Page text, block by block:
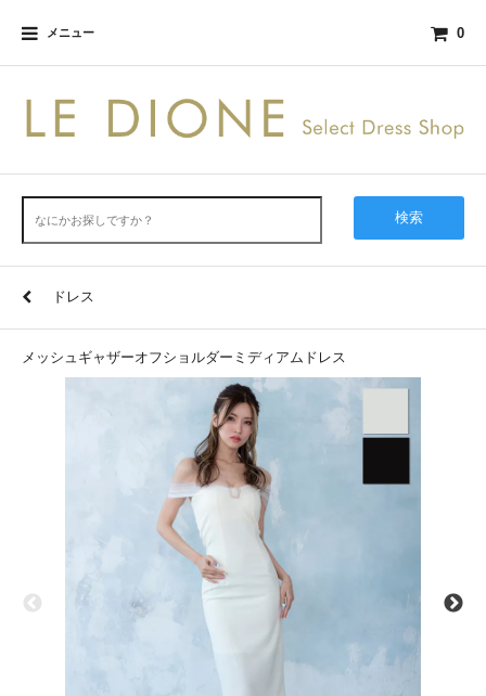
メニュー 0
検索
ドレス
メッシュギャザーオフショルダーミディアムドレス